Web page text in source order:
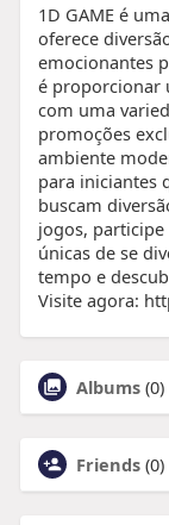
1D GAME é
oferece
emocionantes
é proporcionar
com uma
promoções
ambiente
para iniciantes
buscam
jogos,
únicas de se
tempo e
Visite agora:
Albums (0)
Friends (0)